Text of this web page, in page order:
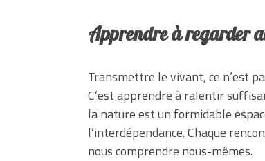
Apprendre à regarder
Transmettre le vivant, ce n’est
C’est apprendre à ralentir
la nature est un formidable
l’interdépendance. Chaque
nous comprendre nous-mêmes.